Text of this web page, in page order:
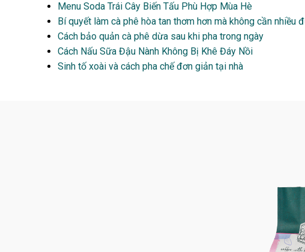
Menu Soda Trái Cây Biến Tấu Phù Hợp Mùa Hè
Bí quyết làm cà phê hòa tan thơm hơn mà không cần nhiều
Cách bảo quản cà phê dừa sau khi pha trong ngày
Cách Nấu Sữa Đậu Nành Không Bị Khê Đáy Nồi
Sinh tố xoài và cách pha chế đơn giản tại nhà